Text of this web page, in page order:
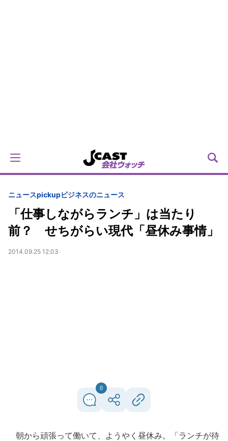
ニュースpickupビジネスのニュース
「仕事しながらランチ」は当たり
前？ せちがらい現代「昼休み事情」
2014.09.25 12:03
0
朝から頑張って働いて、ようやく昼休み。「ランチが待